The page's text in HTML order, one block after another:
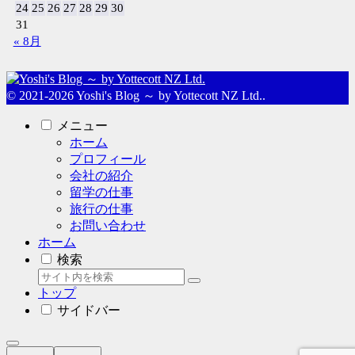
24 25 26 27 28 29 30
31
« 8月
© 2021-2026 Yoshi's Blog ～ by Yottecott NZ Ltd..
メニュー
ホーム
プロフィール
会社の紹介
留学の仕事
旅行の仕事
お問い合わせ
ホーム
検索
トップ
サイドバー